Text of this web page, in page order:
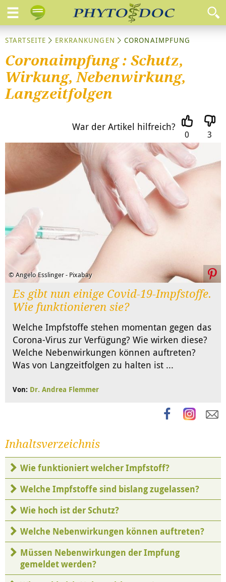
STARTSEITE ERKRANKUNGEN CORONAIMPFUNG
Coronaimpfung : Schutz,
Wirkung, Nebenwirkung,
Langzeitfolgen
War der Artikel hilfreich?
0 3
© Angelo Esslinger - Pixabay
Es gibt nun einige Covid-19-Impfstoffe.
Wie funktionieren sie?
Welche Impfstoffe stehen momentan gegen das
Corona-Virus zur Verfügung? Wie wirken diese?
Welche Nebenwirkungen können auftreten?
Was von Langzeitfolgen zu halten ist ...
Von: Dr. Andrea Flemmer
Inhaltsverzeichnis
Wie funktioniert welcher Impfstoff?
Welche Impfstoffe sind bislang zugelassen?
Wie hoch ist der Schutz?
Welche Nebenwirkungen können auftreten?
Müssen Nebenwirkungen der Impfung
gemeldet werden?